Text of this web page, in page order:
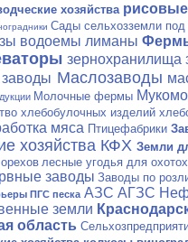
хозяйства рисовые
Сады сельхозземли под
водоемы лиманы
зернохранилища
Маслозаводы
Молочные фермы
хлебобулочных изделий
мяса Птицефабрики
хозяйства КФХ Земли
лесные угодья для
заводы Заводы по
ПГС песка АЗС АГЗС
земли
область